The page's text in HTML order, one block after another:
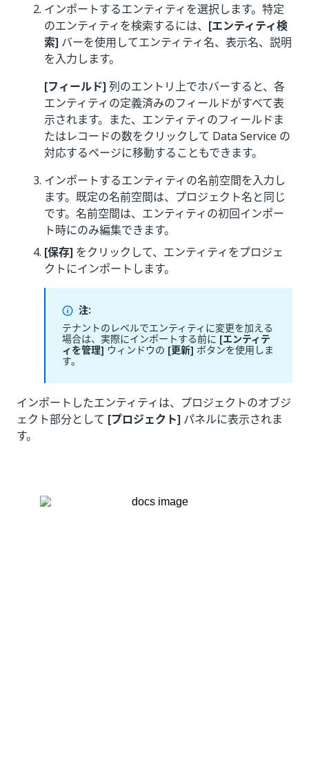
インポートするエンティティを選択します。特定
のエンティティを検索するには、 [エンティティ検
索] バーを使用してエンティティ名、表示名、説明
を入力します。
[フィールド] 列のエントリ上でホバーすると、各
エンティティの定義済みのフィールドがすべて表
示されます。また、エンティティのフィールドま
たはレコードの数をクリックして Data Service の
対応するページに移動することもできます。
インポートするエンティティの名前空間を入力し
ます。既定の名前空間は、プロジェクト名と同じ
です。名前空間は、エンティティの初回インポー
ト時にのみ編集できます。
[保存] をクリックして、エンティティをプロジェ
クトにインポートします。
注:
テナントのレベルでエンティティに変更を加える
場合は、実際にインポートする前に [エンティテ
ィを管理] ウィンドウの [更新] ボタンを使用しま
す。
インポートしたエンティティは、プロジェクトのオブジ
ェクト部分として [プロジェクト] パネルに表示されま
す。